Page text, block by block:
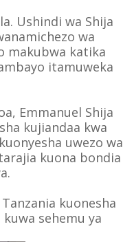
Ushindi wa Shija
wa
makubwa katika
itamuweka
Emmanuel Shija
kujiandaa kwa
uwezo wa
kuona bondia
kuonesha
sehemu ya